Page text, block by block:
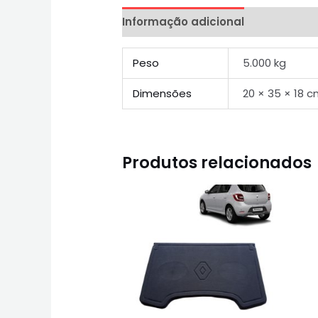
Informação adicional
Peso 5.000 kg
Dimensões 20 × 35 × 18
Produtos relacionados